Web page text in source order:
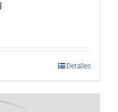
Detalles